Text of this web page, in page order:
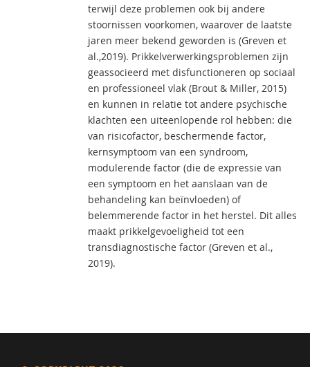
terwijl deze problemen ook bij andere
stoornissen voorkomen, waarover de laatste
jaren meer bekend geworden is (Greven et
al.,2019). Prikkelverwerkingsproblemen zijn
geassocieerd met disfunctioneren op sociaal
en professioneel vlak (Brout & Miller, 2015)
en kunnen in relatie tot andere psychische
klachten een uiteenlopende rol hebben: die
van risicofactor, beschermende factor,
kernsymptoom van een syndroom,
modulerende factor (die de expressie van
een symptoom en het aanslaan van de
behandeling kan beïnvloeden) of
belemmerende factor in het herstel. Dit alles
maakt prikkelgevoeligheid tot een
transdiagnostische factor (Greven et al.,
2019).